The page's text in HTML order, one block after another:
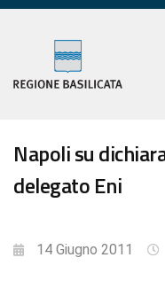
Napoli su
delegato Eni
14 Giugno 2011